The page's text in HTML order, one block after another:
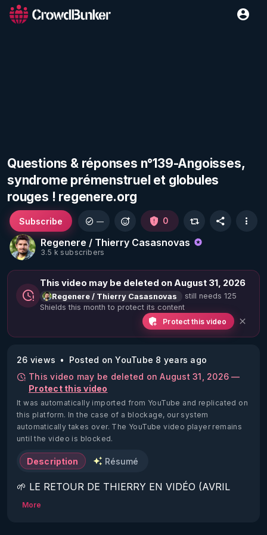
Questions & réponses n°139-Angoisses,
syndrome prémenstruel et globules
rouges ! regenere.org
Regenere / Thierry Casasnovas
3.5 k subscribers
Subscribe — 0
This video may be deleted on August 31, 2026
Regenere / Thierry Casasnovas
still needs 125
Shields this month to protect its content
Protect this video
26 views
Posted on YouTube 8 years ago
This video may be deleted on August 31, 2026 —
Protect this video
It was automatically imported from YouTube and replicated on
this platform. In the case of a blockage, our system
automatically takes over. The YouTube video player remains
until the video is blocked.
Description Résumé
🌱 LE RETOUR DE THIERRY EN VIDÉO (AVRIL
2022)!
More